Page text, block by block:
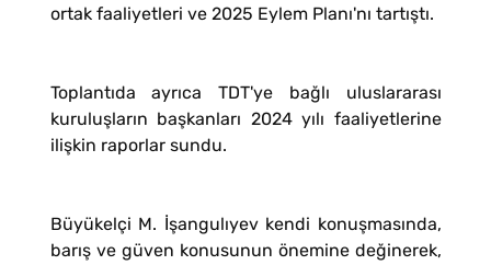
ortak faaliyetleri ve 2025 Eylem Planı'nı tartıştı.
Toplantıda ayrıca TDT'ye bağlı uluslararası
kuruluşların başkanları 2024 yılı faaliyetlerine
ilişkin raporlar sundu.
Büyükelçi M. İşangulıyev kendi konuşmasında,
barış ve güven konusunun önemine değinerek,